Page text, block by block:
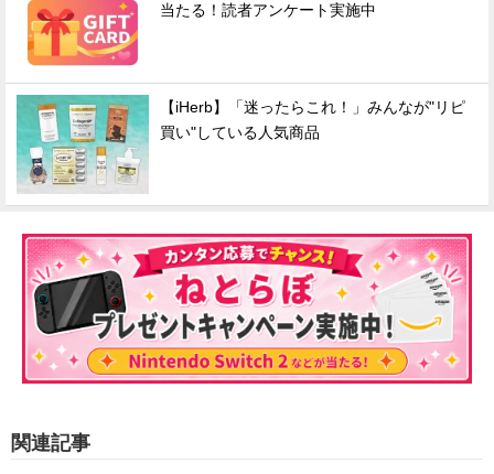
当たる！読者アンケート実施中
【iHerb】「迷ったらこれ！」みんなが"リピ
買い"している人気商品
関連記事